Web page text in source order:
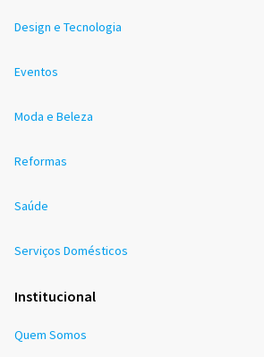
Design e Tecnologia
Eventos
Moda e Beleza
Reformas
Saúde
Serviços Domésticos
Institucional
Quem Somos